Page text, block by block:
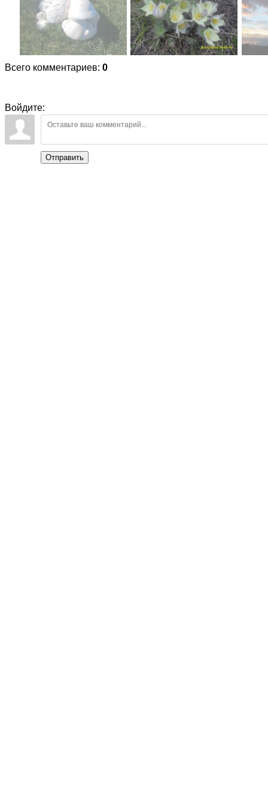
Всего комментариев: 0
Войдите:
Отправить